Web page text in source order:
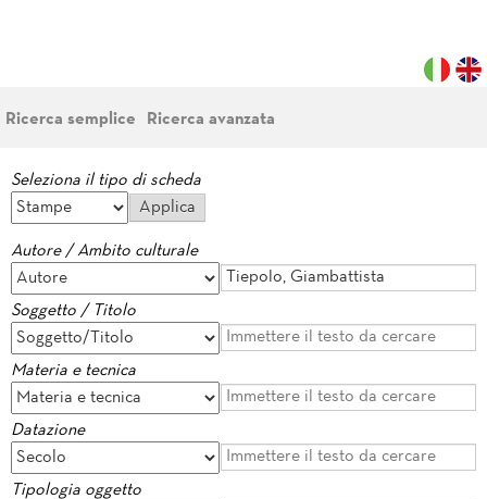
Ricerca semplice Ricerca avanzata
Seleziona il tipo di scheda
Autore / Ambito culturale
Soggetto / Titolo
Materia e tecnica
Datazione
Tipologia oggetto